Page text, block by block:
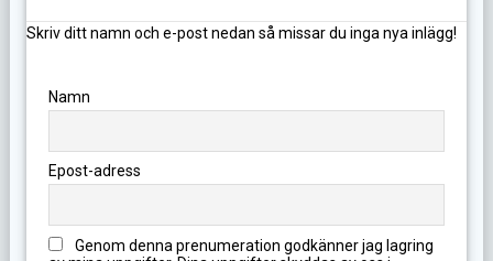
Skriv ditt namn och e-post nedan så missar du inga nya inlägg!
Namn
Epost-adress
Genom denna prenumeration godkänner jag lagring